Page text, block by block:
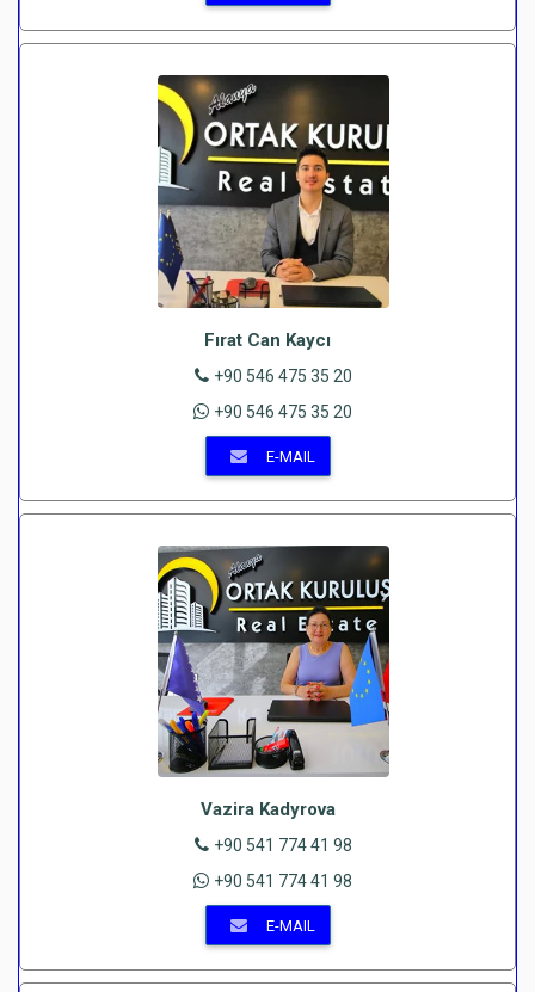
Fırat Can Kaycı
+90 546 475 35 20
+90 546 475 35 20
E-MAIL
Vazira Kadyrova
+90 541 774 41 98
+90 541 774 41 98
E-MAIL